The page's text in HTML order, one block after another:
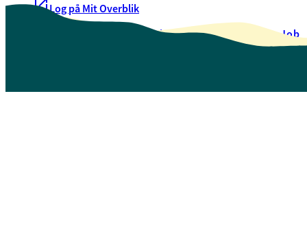
Log på Mit Overblik
Oversigt over selvbetjeningJob